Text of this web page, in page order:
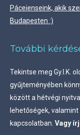
Páceienseink, akik
Budapesten :)
További
Tekintse meg Gy.I.K.
gyűjteményében
között a hétvégi
lehetőségek,
kapcsolatban. Vagy